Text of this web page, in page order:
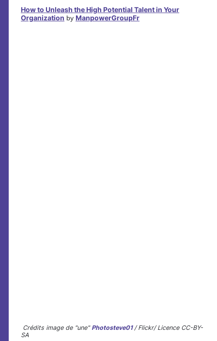
How to Unleash the High Potential Talent in Your
Organization by ManpowerGroupFr
Crédits image de "une" Photosteve01/ Flickr/ Licence CC-BY-
SA